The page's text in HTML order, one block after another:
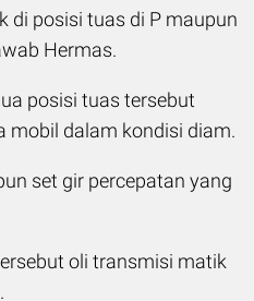
di posisi tuas di P maupun
Hermas.
posisi tuas tersebut
mobil dalam kondisi diam.
set gir percepatan yang
oli transmisi matik